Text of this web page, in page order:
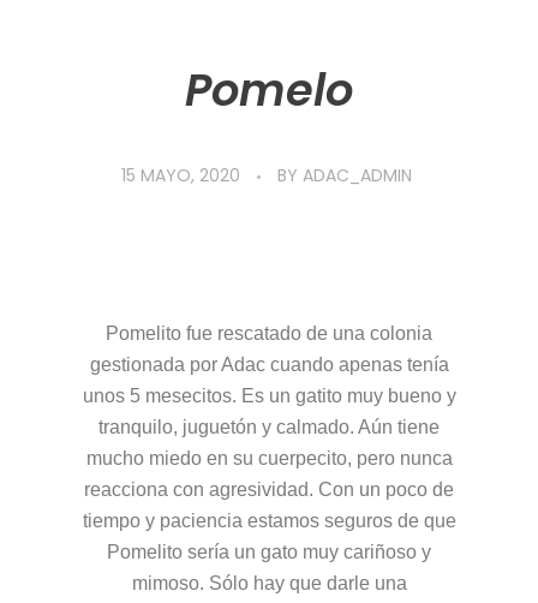
Pomelo
15 MAYO, 2020 BY ADAC_ADMIN
Pomelito fue rescatado de una colonia
gestionada por Adac cuando apenas tenía
unos 5 mesecitos. Es un gatito muy bueno y
tranquilo, juguetón y calmado. Aún tiene
mucho miedo en su cuerpecito, pero nunca
reacciona con agresividad. Con un poco de
tiempo y paciencia estamos seguros de que
Pomelito sería un gato muy cariñoso y
mimoso. Sólo hay que darle una